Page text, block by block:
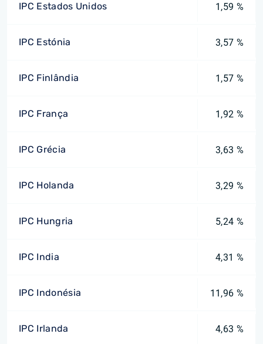
IPC Estados Unidos 1,59 %
IPC Estónia 3,57 %
IPC Finlândia 1,57 %
IPC França 1,92 %
IPC Grécia 3,63 %
IPC Holanda 3,29 %
IPC Hungria 5,24 %
IPC India 4,31 %
IPC Indonésia 11,96 %
IPC Irlanda 4,63 %